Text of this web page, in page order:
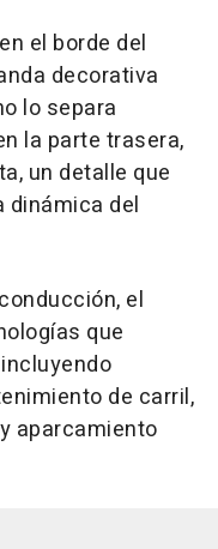
el borde del
decorativa
lo separa
la parte trasera,
un detalle que
dinámica del
el
que
de carril,
aparcamiento